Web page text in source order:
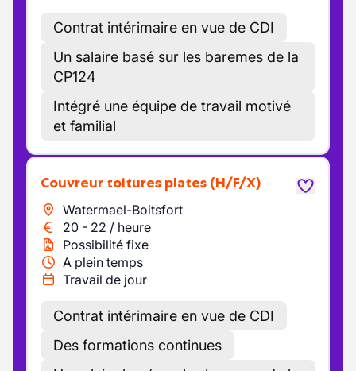
Contrat intérimaire en vue de CDI
Un salaire basé sur les baremes de la
CP124
Intégré une équipe de travail motivé
et familial
Couvreur toitures plates (H/F/X)
Watermael-Boitsfort
20 - 22 / heure
Possibilité fixe
A plein temps
Travail de jour
Contrat intérimaire en vue de CDI
Des formations continues